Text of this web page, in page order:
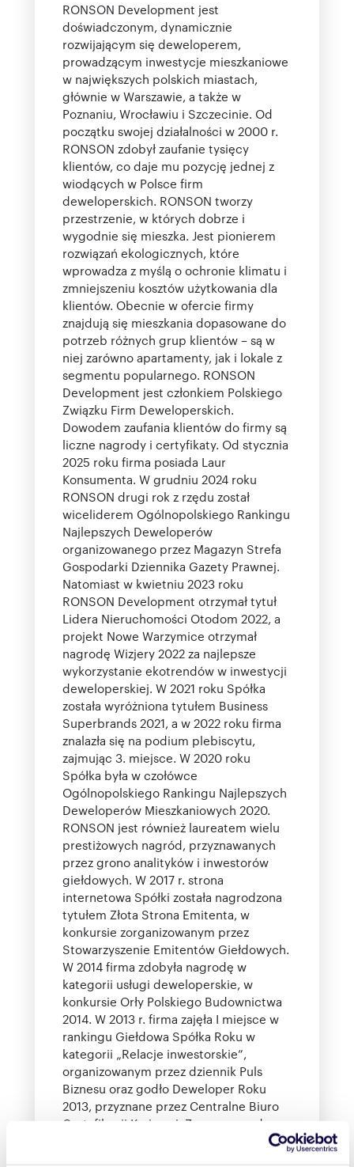
RONSON Development jest
doświadczonym, dynamicznie
rozwijającym się deweloperem,
prowadzącym inwestycje mieszkaniowe
w największych polskich miastach,
głównie w Warszawie, a także w
Poznaniu, Wrocławiu i Szczecinie. Od
początku swojej działalności w 2000 r.
RONSON zdobył zaufanie tysięcy
klientów, co daje mu pozycję jednej z
wiodących w Polsce firm
deweloperskich. RONSON tworzy
przestrzenie, w których dobrze i
wygodnie się mieszka. Jest pionierem
rozwiązań ekologicznych, które
wprowadza z myślą o ochronie klimatu i
zmniejszeniu kosztów użytkowania dla
klientów. Obecnie w ofercie firmy
znajdują się mieszkania dopasowane do
potrzeb różnych grup klientów – są w
niej zarówno apartamenty, jak i lokale z
segmentu popularnego. RONSON
Development jest członkiem Polskiego
Związku Firm Deweloperskich.
Dowodem zaufania klientów do firmy są
liczne nagrody i certyfikaty. Od stycznia
2025 roku firma posiada Laur
Konsumenta. W grudniu 2024 roku
RONSON drugi rok z rzędu został
wiceliderem Ogólnopolskiego Rankingu
Najlepszych Deweloperów
organizowanego przez Magazyn Strefa
Gospodarki Dziennika Gazety Prawnej.
Natomiast w kwietniu 2023 roku
RONSON Development otrzymał tytuł
Lidera Nieruchomości Otodom 2022, a
projekt Nowe Warzymice otrzymał
nagrodę Wizjery 2022 za najlepsze
wykorzystanie ekotrendów w inwestycji
deweloperskiej. W 2021 roku Spółka
została wyróżniona tytułem Business
Superbrands 2021, a w 2022 roku firma
znalazła się na podium plebiscytu,
zajmując 3. miejsce. W 2020 roku
Spółka była w czołówce
Ogólnopolskiego Rankingu Najlepszych
Deweloperów Mieszkaniowych 2020.
RONSON jest również laureatem wielu
prestiżowych nagród, przyznawanych
przez grono analityków i inwestorów
giełdowych. W 2017 r. strona
internetowa Spółki została nagrodzona
tytułem Złota Strona Emitenta, w
konkursie zorganizowanym przez
Stowarzyszenie Emitentów Giełdowych.
W 2014 firma zdobyła nagrodę w
kategorii usługi deweloperskie, w
konkursie Orły Polskiego Budownictwa
2014. W 2013 r. firma zajęła I miejsce w
rankingu Giełdowa Spółka Roku w
kategorii „Relacje inwestorskie”,
organizowanym przez dziennik Puls
Biznesu oraz godło Deweloper Roku
2013, przyznane przez Centralne Biuro
Certyfikacji Krajowej. Zapraszamy do